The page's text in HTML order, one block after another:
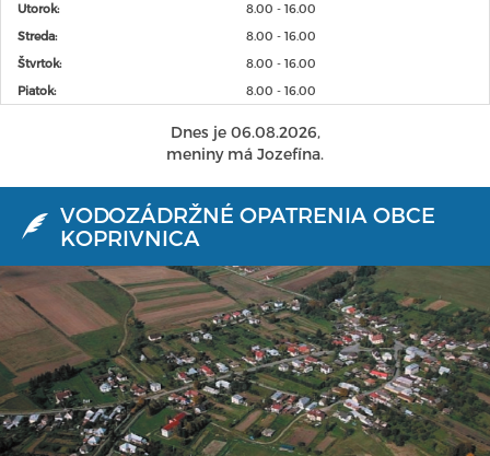
Utorok:
8.00 - 16.00
Streda:
8.00 - 16.00
Štvrtok:
8.00 - 16.00
Piatok:
8.00 - 16.00
Dnes je 06.08.2026,
meniny má Jozefína.
VODOZÁDRŽNÉ OPATRENIA OBCE
KOPRIVNICA